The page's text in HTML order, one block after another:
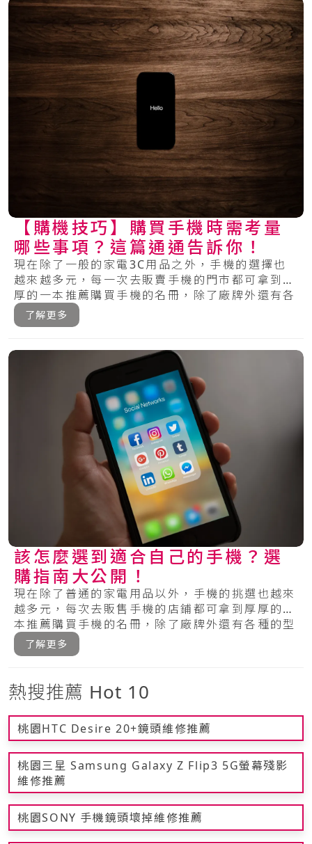
【購機技巧】購買手機時需考量
哪些事項？這篇通通告訴你！
現在除了一般的家電3C用品之外，手機的選擇也
越來越多元，每一次去販賣手機的門市都可拿到厚
厚的一本推薦購買手機的名冊，除了廠牌外還有各
種的.....
了解更多
該怎麼選到適合自己的手機？選
購指南大公開！
現在除了普通的家電用品以外，手機的挑選也越來
越多元，每次去販售手機的店鋪都可拿到厚厚的一
本推薦購買手機的名冊，除了廠牌外還有各種的型
號，.....
了解更多
熱搜推薦 Hot 10
桃園HTC Desire 20+鏡頭維修推薦
桃園三星 Samsung Galaxy Z Flip3 5G螢幕殘影
維修推薦
桃園SONY 手機鏡頭壞掉維修推薦